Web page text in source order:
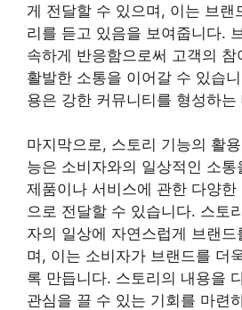
게 전달할 수 있으며, 이는 브랜
리를 듣고 있음을 보여줍니다.
속하게 반응함으로써 고객의
활발한 소통을 이어갈 수 있습
용은 강한 커뮤니티를 형성하
마지막으로, 스토리 기능의 활
능은 소비자와의 일상적인 소
제품이나 서비스에 관한 다양한
으로 전달할 수 있습니다. 스토
자의 일상에 자연스럽게 브랜
며, 이는 소비자가 브랜드를 더
록 만듭니다. 스토리의 내용을
관심을 끌 수 있는 기회를 마련